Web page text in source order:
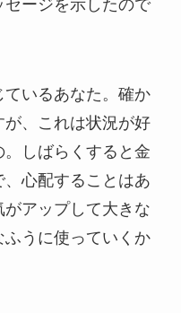
ージを示したので
いるあなた。確か
、これは状況が好
しばらくすると金
心配することはあ
がアップして大きな
うに使っていくか